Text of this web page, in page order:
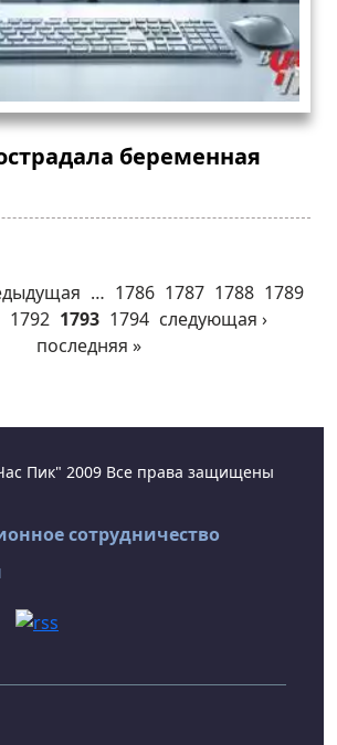
беременная
… 1786 1787 1788 1789
1792 1793 1794 следующая ›
последняя »
Пик" 2009 Все права защищены
сотрудничество